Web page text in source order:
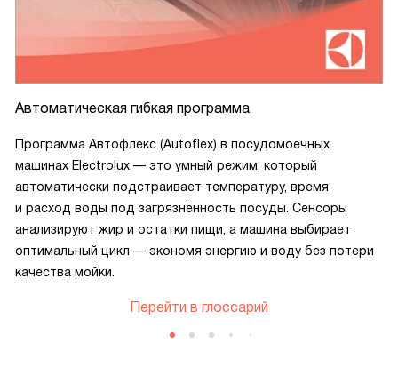
Автоматическая гибкая программа
Программа Автофлекс (Autoflex) в посудомоечных
машинах Electrolux — это умный режим, который
автоматически подстраивает температуру, время
и расход воды под загрязнённость посуды. Сенсоры
анализируют жир и остатки пищи, а машина выбирает
оптимальный цикл — экономя энергию и воду без потери
качества мойки.
Перейти в глоссарий